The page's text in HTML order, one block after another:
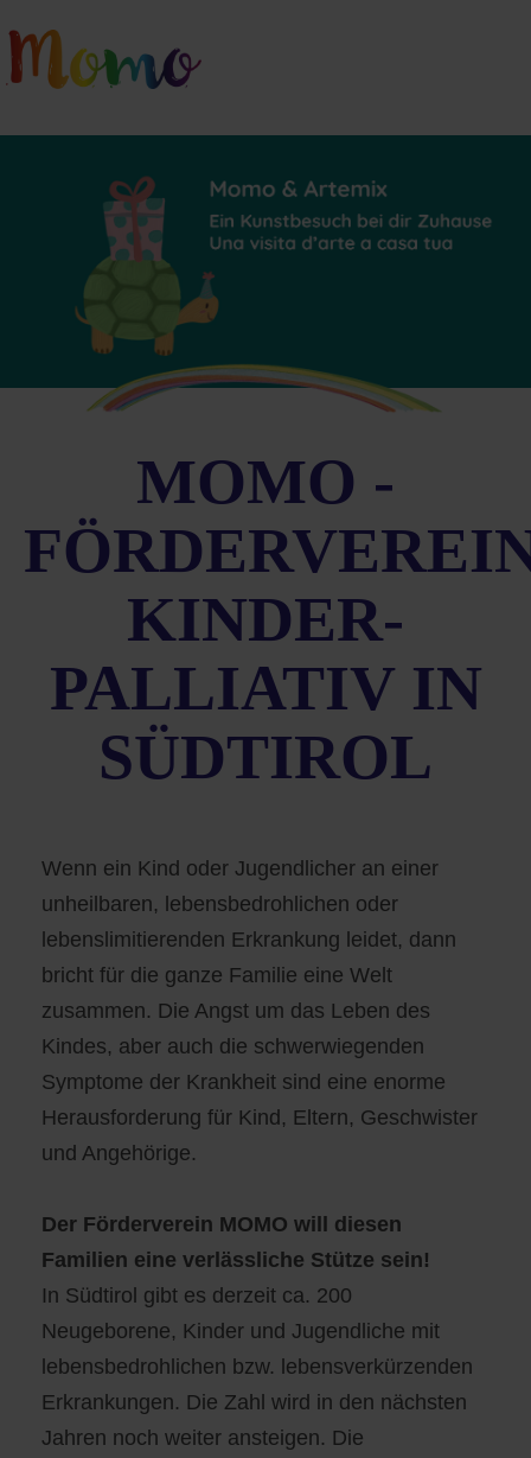
MOMO -
KINDER-
PALLIATIV IN
SÜDTIROL
Wenn ein Kind oder Jugendlicher an einer
unheilbaren, lebensbedrohlichen oder
lebenslimitierenden Erkrankung leidet, dann
bricht für die ganze Familie eine Welt
zusammen. Die Angst um das Leben des
Kindes, aber auch die schwerwiegenden
Symptome der Krankheit sind eine enorme
Herausforderung für Kind, Eltern, Geschwister
und Angehörige.
Der Förderverein MOMO will diesen
Familien eine verlässliche Stütze sein!
In Südtirol gibt es derzeit ca. 200
Neugeborene, Kinder und Jugendliche mit
lebensbedrohlichen bzw. lebensverkürzenden
Erkrankungen. Die Zahl wird in den nächsten
Jahren noch weiter ansteigen. Die